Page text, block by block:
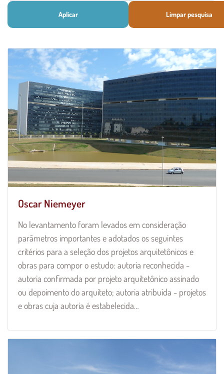
Aplicar Limpar pesquisa
Oscar Niemeyer
No levantamento foram levados em consideração
parâmetros importantes e adotados os seguintes
critérios para a seleção dos projetos arquitetônicos e
obras para compor o estudo: autoria reconhecida -
autoria confirmada por projeto arquitetônico assinado
ou depoimento do arquiteto; autoria atribuída - projetos
e obras cuja autoria é estabelecida…